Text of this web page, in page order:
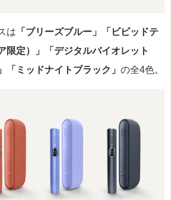
は 「ブリーズブルー」「ビビッドテ
限定）」「デジタルバイオレット
「ミッドナイトブラック」 の全4色。